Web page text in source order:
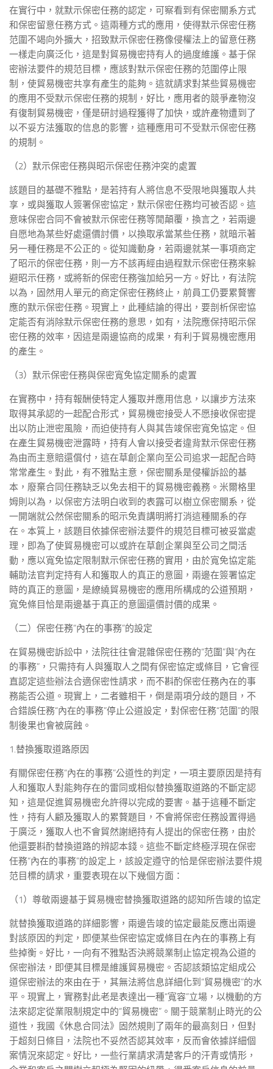
在實行中，就默示保密任務的認定，可察看到有保密關系方式
和保密留意任務方式。這兩種方式的應用，使得默示保密任務
范圍不竭向外擴大，招致默示保密任務像侵權法上的留意任務
一樣走向廣泛化，這是對貿易機密持有人的過度維護。基于保
密辦法要件的規范目標，應該對默示保密任務的范圍停止限
制，使貿易機密共享有產生的能夠。這就請求對某些貿易機密
的應用不受默示保密任務的規制，好比，應用者的競爭產物沒
有復制貿易機密，僅是研討過程獲得了加快，或許產物遭到了
以不妥方法獲取的信息的影響，這種應用可不受默示保密任務
的規制。
（2）默示保密任務與昭示保密任務沖突的處置
該題目的基礎不雅點，是若持有人將信息不受限地與獲取人共
享，或與獲取人簽署保密協定，默示保密任務均可被否認。這
意味保密合同不會被默示保密任務等閒顛覆，換言之，若兩邊
自愿地為某些好處還價討價，以換取承當某些任務，就暗示著
另一種任務是不公正的。從知識動身，若兩邊就某一事項商定
了昭示的保密任務，則一方不該再經由過程默示保密任務來躲
避昭示任務，或將新的保密任務強加給另一方。好比，有法院
以為，固然用人單元的商定保密任務終止，前員工仍要累贅響
應的默示保密任務。現實上，此種結論的得出，要剖析保密協
定能否有消除默示保密任務的意思，如有，法院應保持昭示保
密任務的效率，因這是兩邊協商的成果，有利于貿易機密應用
的產生。
（3）默示保密任務與保密寬免協定關系的處置
在實務中，持有報酬使特定人獲取并應用信息，以讓步方法來
取得其承認的一起配合形式，貿易機密接受人不愿接收保密提
出以防止泄密風險，而迫使持有人與其告竣保密寬免協定。但
在產生貿易機密泄露時，持有人會以接受者違背默示保密任務
為由而主意賠還償付，這在草創企業向至公司追求一起配合時
常常產生。對此，有不雅點主意，保密關系是侵權訴訟的基
本，廢棄合同任務缺乏以免去相干的貿易機密義務。米爾格里
姆則以為，以保密方法明白收到的表露可以樹立保密關系，從
一開端就公然保密關系的昭示免責講明將打消這種關系的存
在。本質上，該題目依據保密辦法要件的規范目標可被妥當處
理，即為了使貿易機密可以或許在草創企業與至公司之間活
動，應以寬免協定限制默示保密任務的實用，由於寬免協定能
輔助法官判定持有人和獲取人的真正的意圖，兩邊在簽署協定
時的真正的意圖，是繚繞貿易機密的應用所構成的公道預期，
寬免條目恰是兩邊基于真正的意圖還價討價的成果。
（二）保密任務“內在的事務”的設定
在貿易機密訴訟中，法院往往會混雜保密任務的“范圍”與“內在
的事務”，只需持有人與獲取人之間有保密協定或條目，它會徑
直認定這些辦法合適保密性請求，而不斟酌保密任務內在的事
務能否公道。現實上，二者雖相干，倒是兩項分歧的題目，不
合錯誤任務“內在的事務”停止公道設定，對保密任務“范圍”的限
制後果也會被腐蝕。
1.替換獲取道路原因
有關保密任務“內在的事務”公道性的判定，一項主要原因是持有
人和獲取人對能夠存在的雷同或相似替換獲取道路的不斷定認
知，這是促進貿易機密允許得以完成的要害。基于這種不斷定
性，持有人顧及獲取人的累贅題目，不會將保密任務設置得過
于廣泛，獲取人也不會貿然謝絕持有人提出的保密任務，由於
他還要斟酌替換道路的辨認本錢。這些不斷定終極浮現在保密
任務“內在的事務”的設定上，該設定遵守的恰是保密辦法要件規
范目標的請求，重要表現在以下幾個方面：
（1）尊敬兩邊基于貿易機密替換獲取道路的認知所告竣的協定
就替換獲取道路的詳細影響，兩邊告竣的協定最能反應出兩邊
對該原因的判定，即便某些保密協定或條目在內在的事務上有
些掉衡。好比，一向有不雅點否決將競業制止協定視為公道的
保密辦法，即便其目標是維護貿易機密。否認該類協定組成公
道保密辦法的來由在于，其無法將信息詳細化到“貿易機密”的水
平。現實上，實務對此老是表達出一種“寬容”立場，以機動的方
法來認定從業限制規定中的“貿易機密”。關于競業制止時光的公
道性，我國《休息合同法》固然規則了兩年的最高刻日，但對
于超刻日條目，法院也不妥然否認其效率，反而會依據詳細個
案情況來認定。好比，一些行業請求清楚客戶的汗青或情形，